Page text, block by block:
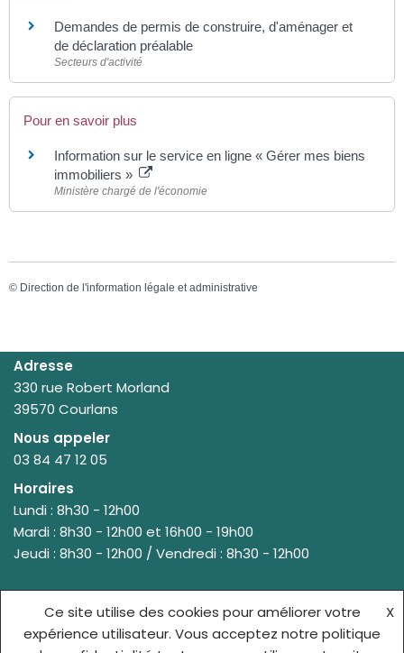
Demandes de permis de construire, d'aménager et
de déclaration préalable
Secteurs d'activité
Pour en savoir plus
Information sur le service en ligne « Gérer mes biens
immobiliers »
Ministère chargé de l'économie
© Direction de l'information légale et administrative
Adresse
330 rue Robert Morland
39570 Courlans
Nous appeler
03 84 47 12 05
Horaires
Lundi : 8h30 - 12h00
Mardi : 8h30 - 12h00 et 16h00 - 19h00
Jeudi : 8h30 - 12h00 / Vendredi : 8h30 - 12h00
© {site_title} {current_year}
Ce site utilise des cookies pour améliorer votre
expérience utilisateur. Vous acceptez notre politique
X